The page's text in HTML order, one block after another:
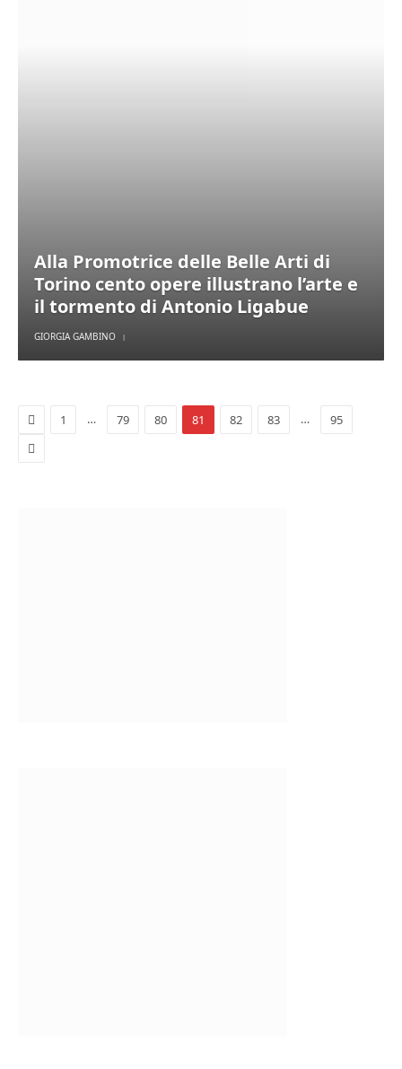
Alla Promotrice delle Belle Arti di
Torino cento opere illustrano l’arte e
il tormento di Antonio Ligabue
GIORGIA GAMBINO
Previous
1 … 79 80 81 82 83 … 95
Next